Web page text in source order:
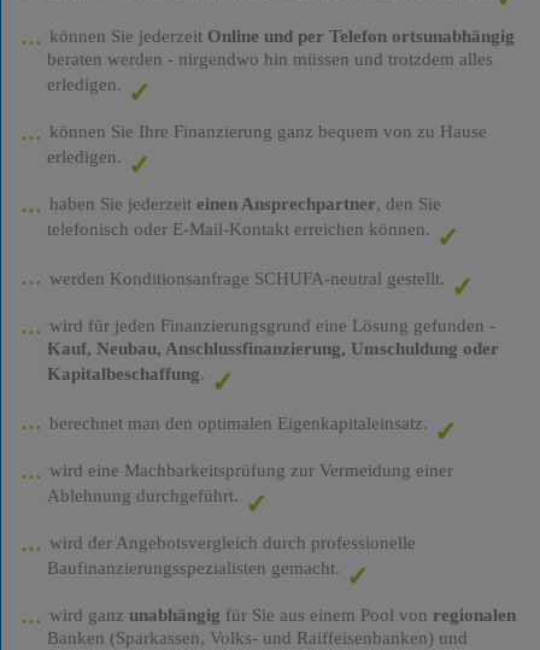
können Sie jederzeit Online und per Telefon ortsunabhängig
beraten werden - nirgendwo hin müssen und trotzdem alles
erledigen.
können Sie Ihre Finanzierung ganz bequem von zu Hause
erledigen.
haben Sie jederzeit einen Ansprechpartner, den Sie
telefonisch oder E-Mail-Kontakt erreichen können.
werden Konditionsanfrage SCHUFA-neutral gestellt.
wird für jeden Finanzierungsgrund eine Lösung gefunden -
Kauf, Neubau, Anschlussfinanzierung, Umschuldung oder
Kapitalbeschaffung.
berechnet man den optimalen Eigenkapitaleinsatz.
wird eine Machbarkeitsprüfung zur Vermeidung einer
Ablehnung durchgeführt.
wird der Angebotsvergleich durch professionelle
Baufinanzierungsspezialisten gemacht.
wird ganz unabhängig für Sie aus einem Pool von regionalen
Banken (Sparkassen, Volks- und Raiffeisenbanken) und